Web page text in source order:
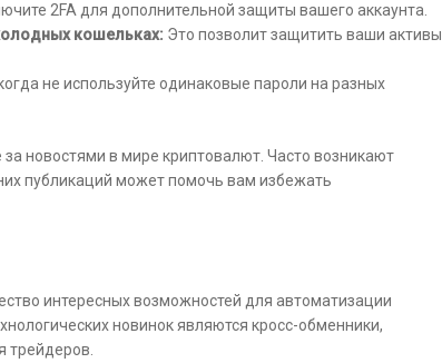
2FA для дополнительной защиты вашего аккаунта.
кошельках: Это позволит защитить ваши активы
не используйте одинаковые пароли на разных
новостями в мире криптовалют. Часто возникают
публикаций может помочь вам избежать
интересных возможностей для автоматизации
новинок являются кросс-обменники,
трейдеров.